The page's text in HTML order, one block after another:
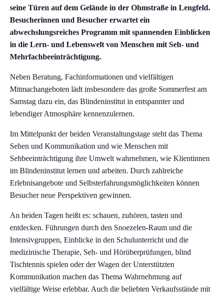
seine Türen auf dem Gelände in der Ohmstraße in Lengfeld.
Besucherinnen und Besucher erwartet ein
abwechslungsreiches Programm mit spannenden Einblicken
in die Lern- und Lebenswelt von Menschen mit Seh- und
Mehrfachbeeinträchtigung.
Neben Beratung, Fachinformationen und vielfältigen
Mitmachangeboten lädt insbesondere das große Sommerfest am
Samstag dazu ein, das Blindeninstitut in entspannter und
lebendiger Atmosphäre kennenzulernen.
Im Mittelpunkt der beiden Veranstaltungstage steht das Thema
Sehen und Kommunikation und wie Menschen mit
Sehbeeinträchtigung ihre Umwelt wahrnehmen, wie Klientinnen
im Blindeninstitut lernen und arbeiten. Durch zahlreiche
Erlebnisangebote und Selbsterfahrungsmöglichkeiten können
Besucher neue Perspektiven gewinnen.
An beiden Tagen heißt es: schauen, zuhören, tasten und
entdecken. Führungen durch den Snoezelen-Raum und die
Intensivgruppen, Einblicke in den Schulunterricht und die
medizinische Therapie, Seh- und Hörüberprüfungen, blind
Tischtennis spielen oder der Wagen der Unterstützten
Kommunikation machen das Thema Wahrnehmung auf
vielfältige Weise erlebbar. Auch die beliebten Verkaufsstände mit